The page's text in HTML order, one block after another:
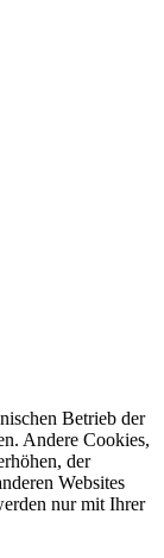
Betrieb der
Andere Cookies,
der
Websites
nur mit Ihrer